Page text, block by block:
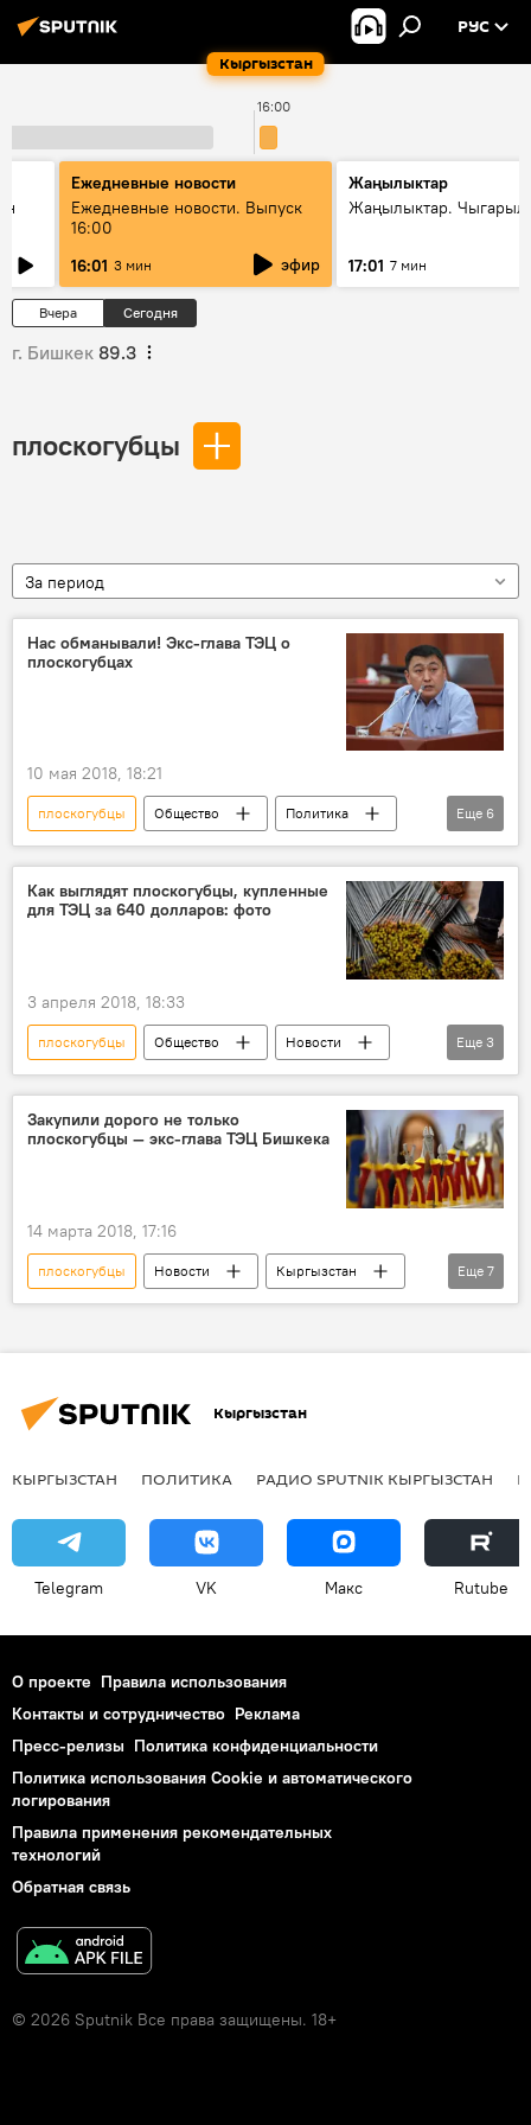
Кыргызстан
РУС
16:00
Ежедневные новости
Ежедневные новости. Выпуск
16:00
16:01 3 мин эфир
Жаңылыктар
Жаңылыктар.
17:01 7 мин
Вчера Сегодня
г. Бишкек 89.3
плоскогубцы
За период
Нас обманывали! Экс-глава ТЭЦ о
плоскогубцах
10 мая 2018, 18:21
плоскогубцы Общество
Политика
Новости
Кыргызстан
Уголовные дела и задержания по делу о ТЭЦ
Бишкек
Нурлан Омуркул уулу
Еще 6
Как выглядят плоскогубцы, купленные
для ТЭЦ за 640 долларов: фото
3 апреля 2018, 18:33
плоскогубцы Общество
Новости
Кыргызстан
экономика
Еще 3
Закупили дорого не только
плоскогубцы — экс-глава ТЭЦ Бишкека
14 марта 2018, 17:16
плоскогубцы Новости
Кыргызстан
экономика
Бишкек
Уголовные дела и задержания по делу о ТЭЦ
Еще 7
Кыргызстан
КЫРГЫЗСТАН ПОЛИТИКА РАДИО SPUTNIK КЫРГЫЗСТАН
Telegram VK Макс Rutube
О проекте Правила использования
Контакты и сотрудничество Реклама
Пресс-релизы Политика конфиденциальности
Политика использования Cookie и автоматического
логирования
Правила применения рекомендательных
технологий
Обратная связь
© 2026 Sputnik Все права защищены. 18+